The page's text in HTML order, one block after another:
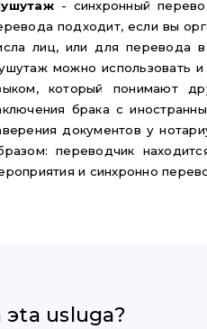
- синхронный
подходит, если вы
лиц, или для перевода
можно использовать
который понимают
брака с
документов у
переводчик
и синхронно
эta usluga?